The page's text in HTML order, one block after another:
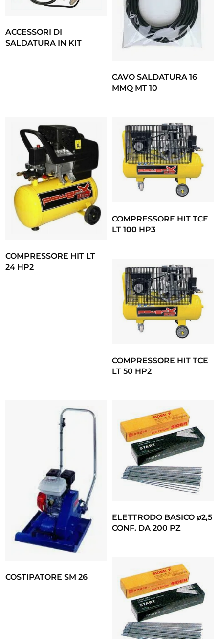
ACCESSORI DI
SALDATURA IN KIT
CAVO SALDATURA 16
MMQ MT 10
COMPRESSORE HIT LT
24 HP2
COMPRESSORE HIT TCE
LT 100 HP3
COMPRESSORE HIT TCE
LT 50 HP2
COSTIPATORE SM 26
ELETTRODO BASICO ø2,5
CONF. DA 200 PZ